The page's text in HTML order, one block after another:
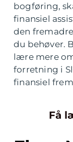
bogføring,
finansiel
den
du behøver.
lære mere
forretning i
finansiel
Få